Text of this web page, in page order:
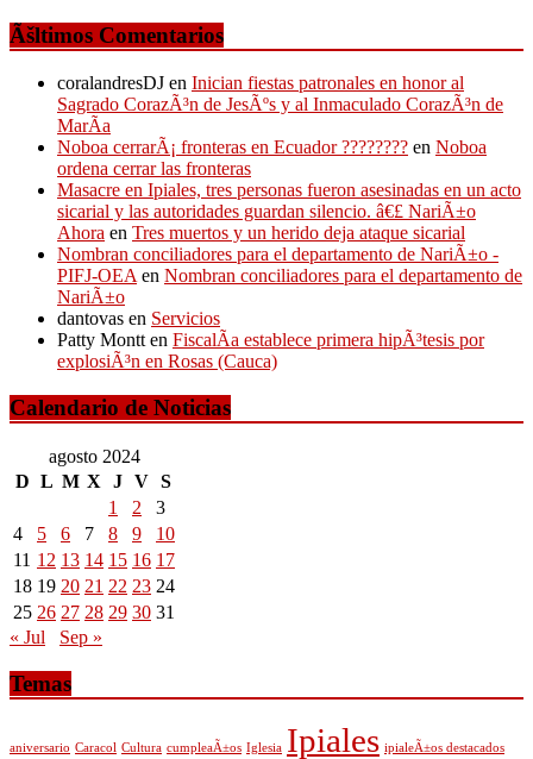
Ãšltimos Comentarios
coralandresDJ en Inician fiestas patronales en honor al
Sagrado CorazÃ³n de JesÃºs y al Inmaculado CorazÃ³n de
MarÃ­a
Noboa cerrarÃ¡ fronteras en Ecuador ???????? en Noboa
ordena cerrar las fronteras
Masacre en Ipiales, tres personas fueron asesinadas en un acto
sicarial y las autoridades guardan silencio. â€£ NariÃ±o
Ahora en Tres muertos y un herido deja ataque sicarial
Nombran conciliadores para el departamento de NariÃ±o -
PIFJ-OEAen Nombran conciliadores para el departamento de
NariÃ±o
dantovas en Servicios
Patty Montten FiscalÃ­a establece primera hipÃ³tesis por
explosiÃ³n en Rosas (Cauca)
Calendario de Noticias
agosto 2024
D L M X J V S
1
2
3
4
5 6 7 8 9
10
11 12 13 14 15 16 17
18 19 20 21 22 23 24
25 26 27 28 29 30 31
« Jul
Sep »
Temas
aniversario Caracol Cultura cumpleaÃ±os Iglesia Ipiales ipialeÃ±os destacados